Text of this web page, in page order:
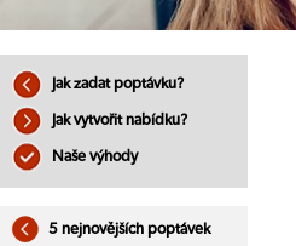
Jak zadat poptávku?
Jak vytvořit nabídku?
Naše výhody
5 nejnovějších poptávek